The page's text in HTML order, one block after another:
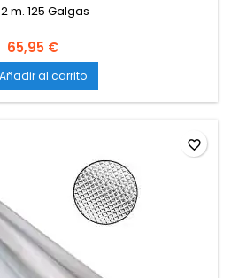
m. 125 Galgas
65,95 €
Añadir al carrito
favorite_border